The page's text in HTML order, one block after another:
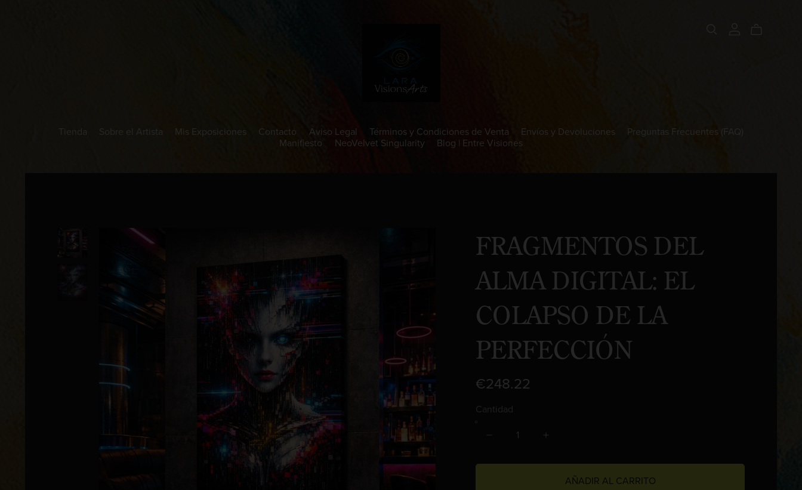
Tienda Sobre el Artista Mis Exposiciones Contacto Aviso Legal Términos y Condiciones de Venta Envíos y Devoluciones
Preguntas Frecuentes (FAQ)
Manifiesto
NeoVelvet Singularity Blog | Entre Visiones
FRAGMENTOS DEL
ALMA DIGITAL: EL
COLAPSO DE LA
PERFECCIÓN
€248.22
Cantidad
AÑADIR AL CARRITO